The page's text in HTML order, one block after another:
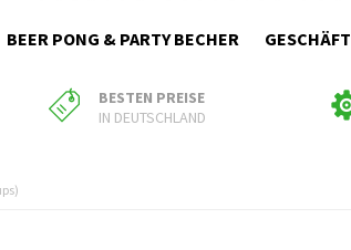
BEER PONG & PARTY BECHER GESCHÄFT
BESTEN PREISE
IN DEUTSCHLAND